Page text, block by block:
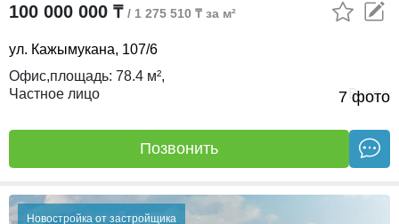
7 фото
100 000 000 ₸ / 1 275 510 ₸ за м²
ул. Кажымукана, 107/6
офис,площадь: 78.4 м²,
Частное лицо
Вчера
Позвонить
Новостройка от застройщика